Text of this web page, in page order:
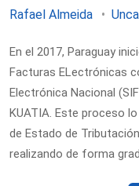
Rafael Almeida
En el 2017, Paraguay
Facturas ELectrónicas
Electrónica Nacional
KUATIA. Este proceso
de Estado de
realizando de forma